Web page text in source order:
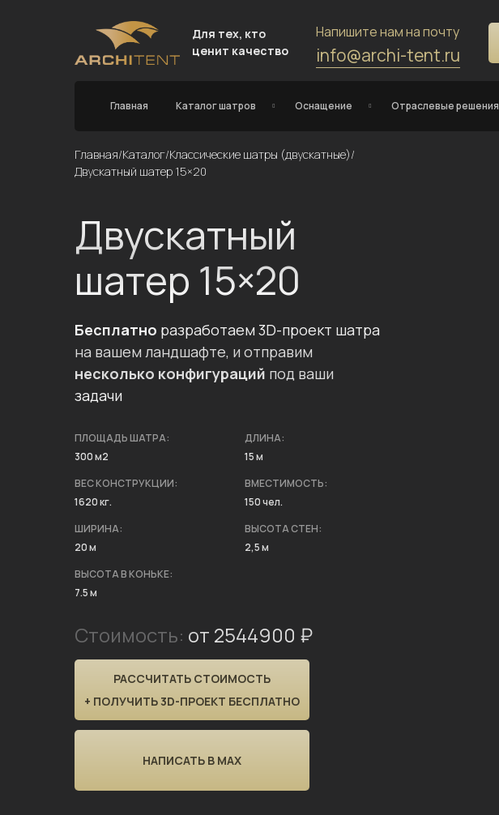
Для тех, кто
ценит качество
Напишите нам на почту
info@archi-tent.ru
Главная Каталог шатров Оснащение Отраслевые решения
Главная/Каталог/Классические шатры (двускатные)/
Двускатный шатер 15×20
Двускатный
шатер 15×20
Бесплатно разработаем 3D-проект шатра
на вашем ландшафте, и отправим
несколько конфигураций под ваши
задачи
ПЛОЩАДЬ ШАТРА:
300 м2
ДЛИНА:
15 м
ВЕС КОНСТРУКЦИИ:
1620 кг.
ВМЕСТИМОСТЬ:
150 чел.
ШИРИНА:
20 м
ВЫСОТА СТЕН:
2,5 м
ВЫСОТА В КОНЬКЕ:
7.5 м
Стоимость: от 2544900 ₽
РАССЧИТАТЬ СТОИМОСТЬ
+ ПОЛУЧИТЬ 3D-ПРОЕКТ БЕСПЛАТНО
НАПИСАТЬ В MAX